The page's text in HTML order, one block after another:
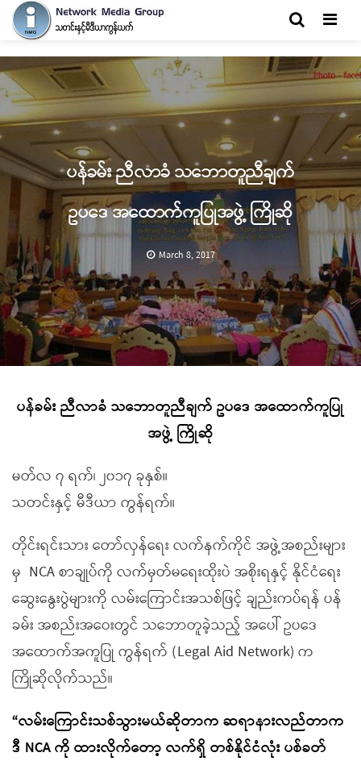
ပန်ခမ်း ညီလာခံ သဘောတူညီချက်
ဥပဒေ အထောက်ကူပြုအဖွဲ့ ကြိုဆို
March 8, 2017
ပန်ခမ်း ညီလာခံ သဘောတူညီချက် ဥပဒေ အထောက်ကူပြု
အဖွဲ့ ကြိုဆို
မတ်လ ၇ ရက်၊ ၂၀၁၇ ခုနှစ်။
သတင်းနှင့် မီဒီယာ ကွန်ရက်။
တိုင်းရင်းသား တော်လှန်ရေး လက်နက်ကိုင် အဖွဲ့အစည်းများ
မှ NCA စာချုပ်ကို လက်မှတ်မရေးထိုးပဲ အစိုးရနှင့် နိုင်ငံရေး
ဆွေးနွေးပွဲများကို လမ်းကြောင်းအသစ်ဖြင့် ချည်းကပ်ရန် ပန်
ခမ်း အစည်းအဝေးတွင် သဘောတူခဲ့သည့် အပေါ် ဥပဒေ
အထောက်အကူပြု ကွန်ရက် (Legal Aid Network) က
ကြိုဆိုလိုက်သည်။
“လမ်းကြောင်းသစ်သွားမယ်ဆိုတာက ဆရာနားလည်တာက
ဒီ NCA ကို ထားလိုက်တော့ လက်ရှိ တစ်နိုင်ငံလုံး ပစ်ခတ်